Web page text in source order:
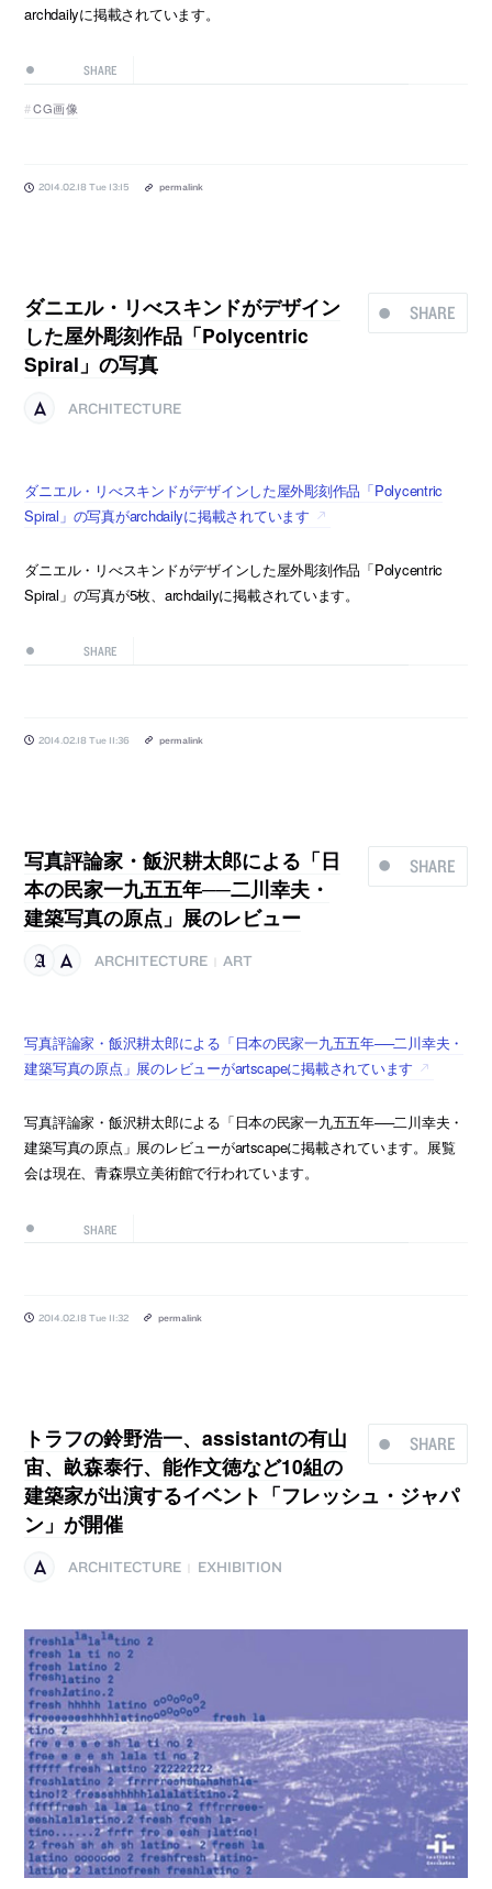
archdailyに掲載されています。
SHARE
CG画像
2014.02.18 Tue 13:15 permalink
SHARE
ダニエル・リべスキンドがデザイン
した屋外彫刻作品「Polycentric
Spiral」の写真
ARCHITECTURE
ダニエル・リべスキンドがデザインした屋外彫刻作品「Polycentric
Spiral」の写真がarchdailyに掲載されています
ダニエル・リべスキンドがデザインした屋外彫刻作品「Polycentric
Spiral」の写真が5枚、archdailyに掲載されています。
SHARE
2014.02.18 Tue 11:36 permalink
SHARE
写真評論家・飯沢耕太郎による「日
本の民家一九五五年──二川幸夫・
建築写真の原点」展のレビュー
ARCHITECTURE ART
写真評論家・飯沢耕太郎による「日本の民家一九五五年──二川幸夫・
建築写真の原点」展のレビューがartscapeに掲載されています
写真評論家・飯沢耕太郎による「日本の民家一九五五年──二川幸夫・
建築写真の原点」展のレビューがartscapeに掲載されています。展覧
会は現在、青森県立美術館で行われています。
SHARE
2014.02.18 Tue 11:32 permalink
SHARE
トラフの鈴野浩一、assistantの有山
宙、畝森泰行、能作文徳など10組の
建築家が出演するイベント「フレッシュ・ジャパ
ン」が開催
ARCHITECTURE EXHIBITION